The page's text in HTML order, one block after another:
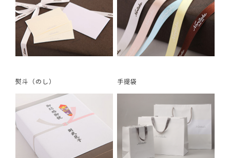
熨斗（のし） 手提袋